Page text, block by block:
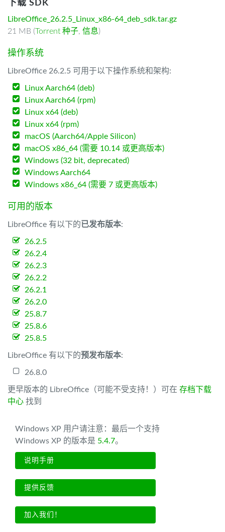
下载 SDK
LibreOffice_26.2.5_Linux_x86-64_deb_sdk.tar.gz
21 MB (Torrent 种子, 信息)
操作系统
LibreOffice 26.2.5 可用于以下操作系统和架构:
Linux Aarch64 (deb)
Linux Aarch64 (rpm)
Linux x64 (deb)
Linux x64 (rpm)
macOS (Aarch64/Apple Silicon)
macOS x86_64 (需要 10.14 或更高版本)
Windows (32 bit, deprecated)
Windows Aarch64
Windows x86_64 (需要 7 或更高版本)
可用的版本
LibreOffice 有以下的已发布版本:
26.2.5
26.2.4
26.2.3
26.2.2
26.2.1
26.2.0
25.8.7
25.8.6
25.8.5
LibreOffice 有以下的预发布版本:
26.8.0
更早版本的 LibreOffice（可能不受支持！）可在 存档下载
中心 找到
Windows XP 用户请注意：最后一个支持
Windows XP 的版本是 5.4.7。
说明手册
提供反馈
加入我们！